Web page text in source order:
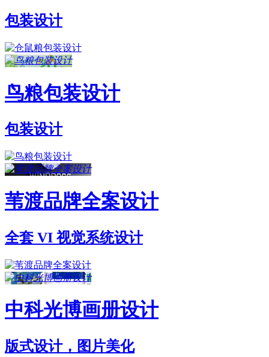
包装设计
鸟粮包装设计
包装设计
苇渡品牌全案设计
全套 VI 视觉系统设计
中科光博画册设计
版式设计，图片美化